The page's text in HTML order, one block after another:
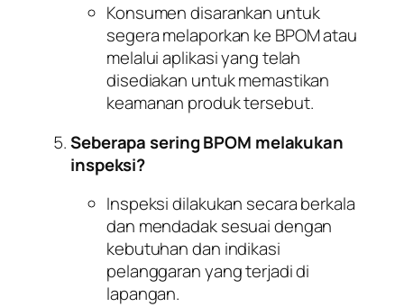
Konsumen disarankan untuk
segera melaporkan ke BPOM atau
melalui aplikasi yang telah
disediakan untuk memastikan
keamanan produk tersebut.
Seberapa sering BPOM melakukan
inspeksi?
Inspeksi dilakukan secara berkala
dan mendadak sesuai dengan
kebutuhan dan indikasi
pelanggaran yang terjadi di
lapangan.